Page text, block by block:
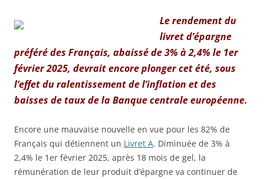
Le rendement du
livret d’épargne
préféré des Français, abaissé de 3% à 2,4% le 1er
février 2025, devrait encore plonger cet été, sous
l’effet du ralentissement de l’inflation et des
baisses de taux de la Banque centrale européenne.
Encore une mauvaise nouvelle en vue pour les 82% de
Français qui détiennent un Livret A. Diminuée de 3% à
2,4% le 1er février 2025, après 18 mois de gel, la
rémunération de leur produit d’épargne va continuer de